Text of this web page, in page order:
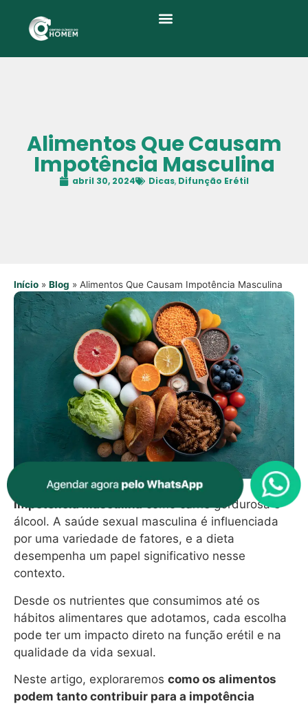
Alimentos Que Causam
Impotência Masculina
abril 30, 2024 Dicas, Difunção Erétil
Início » Blog » Alimentos Que Causam Impotência Masculina
Existem algunsalimentos que causam
impotência masculinacomo carne gordurosa e
álcool. A saúde sexual masculina é influenciada
por uma variedade de fatores, e a dieta
desempenha um papel significativo nesse
contexto.
Desde os nutrientes que consumimos até os
hábitos alimentares que adotamos, cada escolha
pode ter um impacto direto na função erétil e na
qualidade da vida sexual.
Neste artigo, exploraremos como os alimentos
podem tanto contribuir para a impotência